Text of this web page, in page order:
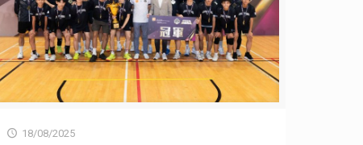
18/08/2025